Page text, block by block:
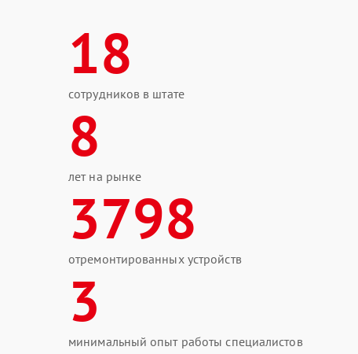
18
сотрудников в штате
8
лет на рынке
3798
отремонтированных устройств
3
минимальный опыт работы специалистов